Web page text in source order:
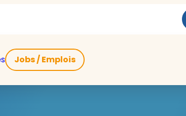
Jobs / Emplois